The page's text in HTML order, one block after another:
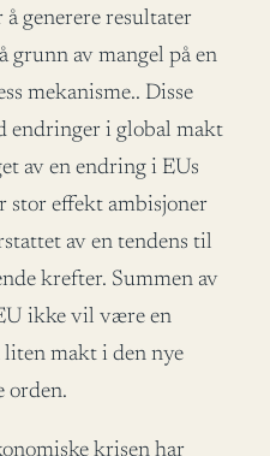
generere resultater
grunn av mangel på en
mekanisme.. Disse
endringer i global makt
av en endring i EUs
stor effekt ambisjoner
av en tendens til
krefter. Summen av
ikke vil være en
liten makt i den nye
orden.
krisen har